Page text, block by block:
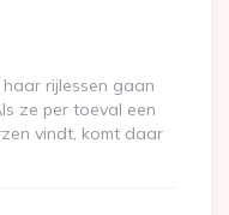
rijlessen gaan
ze per toeval een
vindt, komt daar